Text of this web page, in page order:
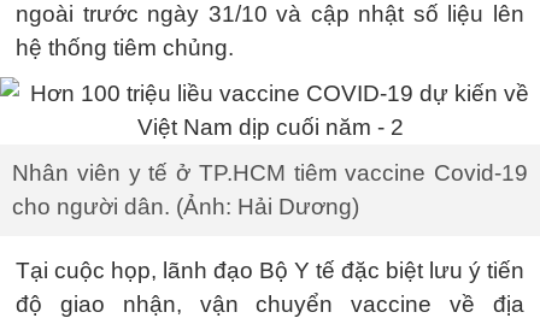
ngoài trước ngày 31/10 và cập nhật số liệu lên
hệ thống tiêm chủng.
Nhân viên y tế ở TP.HCM tiêm vaccine Covid-19
cho người dân. (Ảnh: Hải Dương)
Tại cuộc họp, lãnh đạo Bộ Y tế đặc biệt lưu ý tiến
độ giao nhận, vận chuyển vaccine về địa